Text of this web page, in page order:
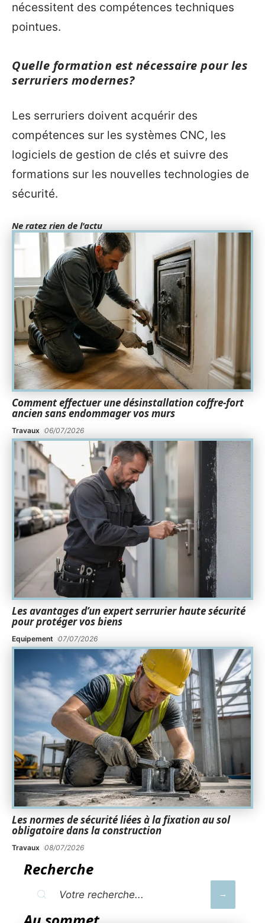
nécessitent des compétences techniques
pointues.
Quelle formation est nécessaire pour les
serruriers modernes?
Les serruriers doivent acquérir des
compétences sur les systèmes CNC, les
logiciels de gestion de clés et suivre des
formations sur les nouvelles technologies de
sécurité.
Ne ratez rien de l'actu
Comment effectuer une désinstallation coffre-fort
ancien sans endommager vos murs
Travaux 06/07/2026
Les avantages d’un expert serrurier haute sécurité
pour protéger vos biens
Equipement 07/07/2026
Les normes de sécurité liées à la fixation au sol
obligatoire dans la construction
Travaux 08/07/2026
Recherche